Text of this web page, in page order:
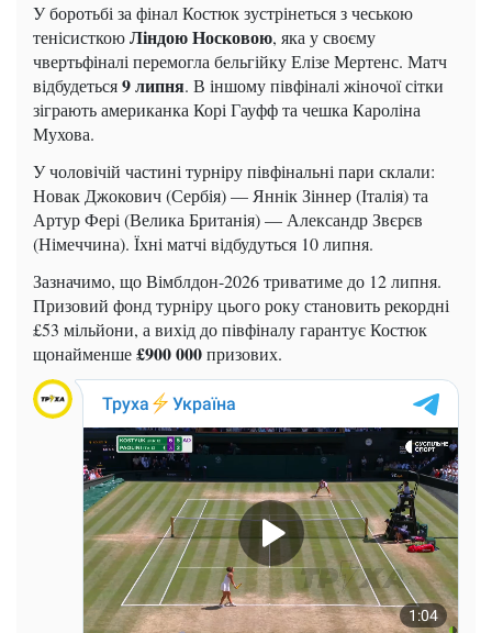
У боротьбі за фінал Костюк зустрінеться з чеською
тенісисткоюЛіндою Носковою, яка у своєму
чвертьфіналі перемогла бельгійку Елізе Мертенс. Матч
відбудеться9 липня. В іншому півфіналі жіночої сітки
зіграють американка Корі Гауфф та чешка Кароліна
Мухова.
У чоловічій частині турніру півфінальні пари склали:
Новак Джокович (Сербія) — Яннік Зіннер (Італія) та
Артур Фері (Велика Британія) — Александр Звєрєв
(Німеччина). Їхні матчі відбудуться 10 липня.
Зазначимо, що Вімблдон-2026 триватиме до 12 липня.
Призовий фонд турніру цього року становить рекордні
£53 мільйони, а вихід до півфіналу гарантує Костюк
щонайменше£900 000призових.